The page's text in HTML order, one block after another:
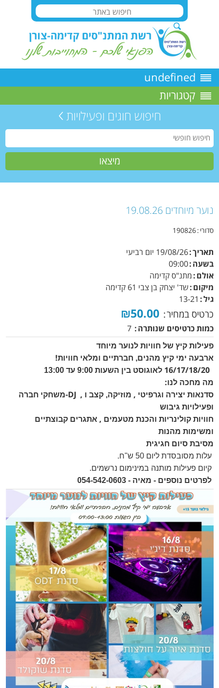
undefined
קטגוריות
חיפוש חוגים ופעילויות
נוער מיוחדים 19.08.26
סדורי 190826
תאריך 19/08/26 יום רביעי
בשעה 09:00
אולם מתנ"ס קדימה
מיקום שד' יצחק בן צבי 61 קדימה
גיל 13-21
כרטיס במחיר ₪50.00
כמות כרטיסים שנותרה 7
פעילות קיץ של חוויות לנוער מיוחד
ארבעה ימי קיץ מהנים, חברתיים ומלאי חוויות!
16/17/18/20לאוגוסט בין השעות 9:00 עד 13:00
מה מחכה לנו:
סדנאות יצירה וגרפיטי , מוזיקה, קצב ו -DJ ,משחקי חברה
ופעילויות גיבוש
חוויות קולינריות והכנת מטעמים ,אתגרים קבוצתיים
ומשימות מהנות
מסיבת סיום חגיגית
עלות מסובסדת ליום 50 ש"ח
.
קיום פעילות מותנה במינימום נרשמים.
לפרטים נוספים - מאיה - 054-542-0603